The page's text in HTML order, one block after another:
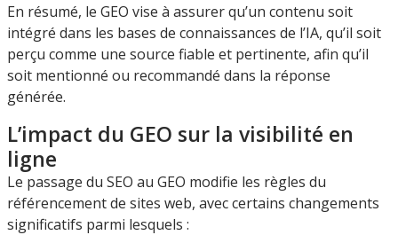
En résumé, le GEO vise à assurer qu’un contenu soit
intégré dans les bases de connaissances de l’IA, qu’il soit
perçu comme une source fiable et pertinente, afin qu’il
soit mentionné ou recommandé dans la réponse
générée.
L’impact du GEO sur la visibilité en
ligne
Le passage du SEO au GEO modifie les règles du
référencement de sites web, avec certains changements
significatifs parmi lesquels :